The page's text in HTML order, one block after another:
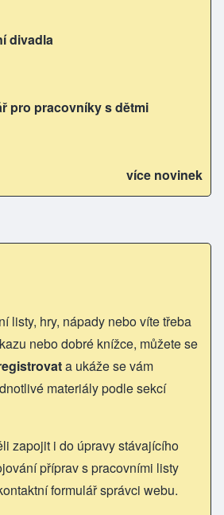
divadla
pro pracovníky s dětmi
více novinek
listy, hry, nápady nebo víte třeba
nebo dobré knížce, můžete se
a ukáže se vám
materiály podle sekcí
zapojit i do úpravy stávajícího
příprav s pracovními listy
formulář správci webu.